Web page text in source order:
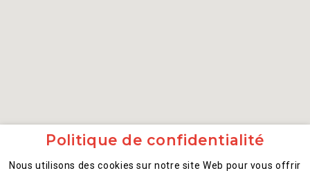
Politique de confidentialité
Nous utilisons des cookies sur notre site Web pour vous offrir